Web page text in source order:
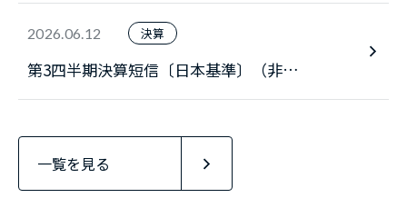
2026.06.12 決算
第3四半期決算短信〔日本基準〕（非連
一覧を見る